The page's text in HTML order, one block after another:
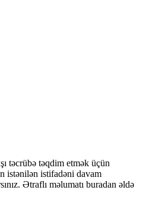
təcrübə təqdim etmək üçün
istənilən istifadəni davam
Ətraflı məlumatı buradan əldə